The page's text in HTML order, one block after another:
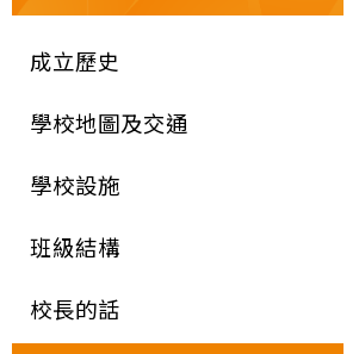
成立歷史
學校地圖及交通
學校設施
班級結構
校長的話